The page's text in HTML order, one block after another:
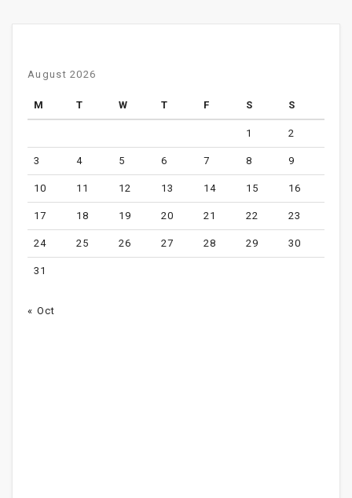
August 2026
M T W T F S S
1 2
3 4 5 6 7 8 9
10 11 12 13 14 15 16
17 18 19 20 21 22 23
24 25 26 27 28 29 30
31
« Oct